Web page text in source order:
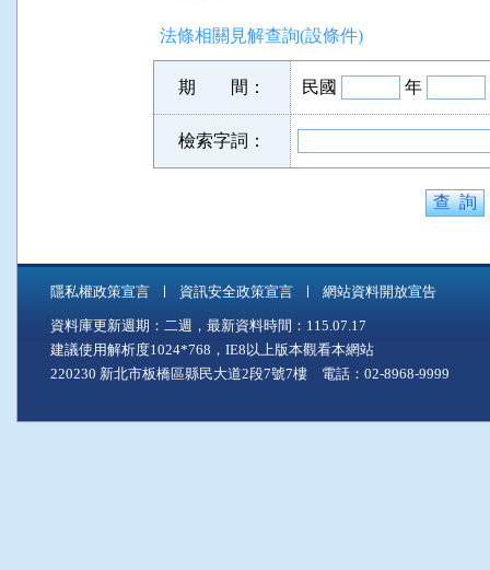
法條相關見解查詢(設條件)
期 間： 民國 年
檢索字詞：
隱私權政策宣言 資訊安全政策宣言 網站資料開放宣告
資料庫更新週期：二週，最新資料時間：115.07.17
建議使用解析度1024*768，IE8以上版本觀看本網站
220230 新北市板橋區縣民大道2段7號7樓 電話：02-8968-9999